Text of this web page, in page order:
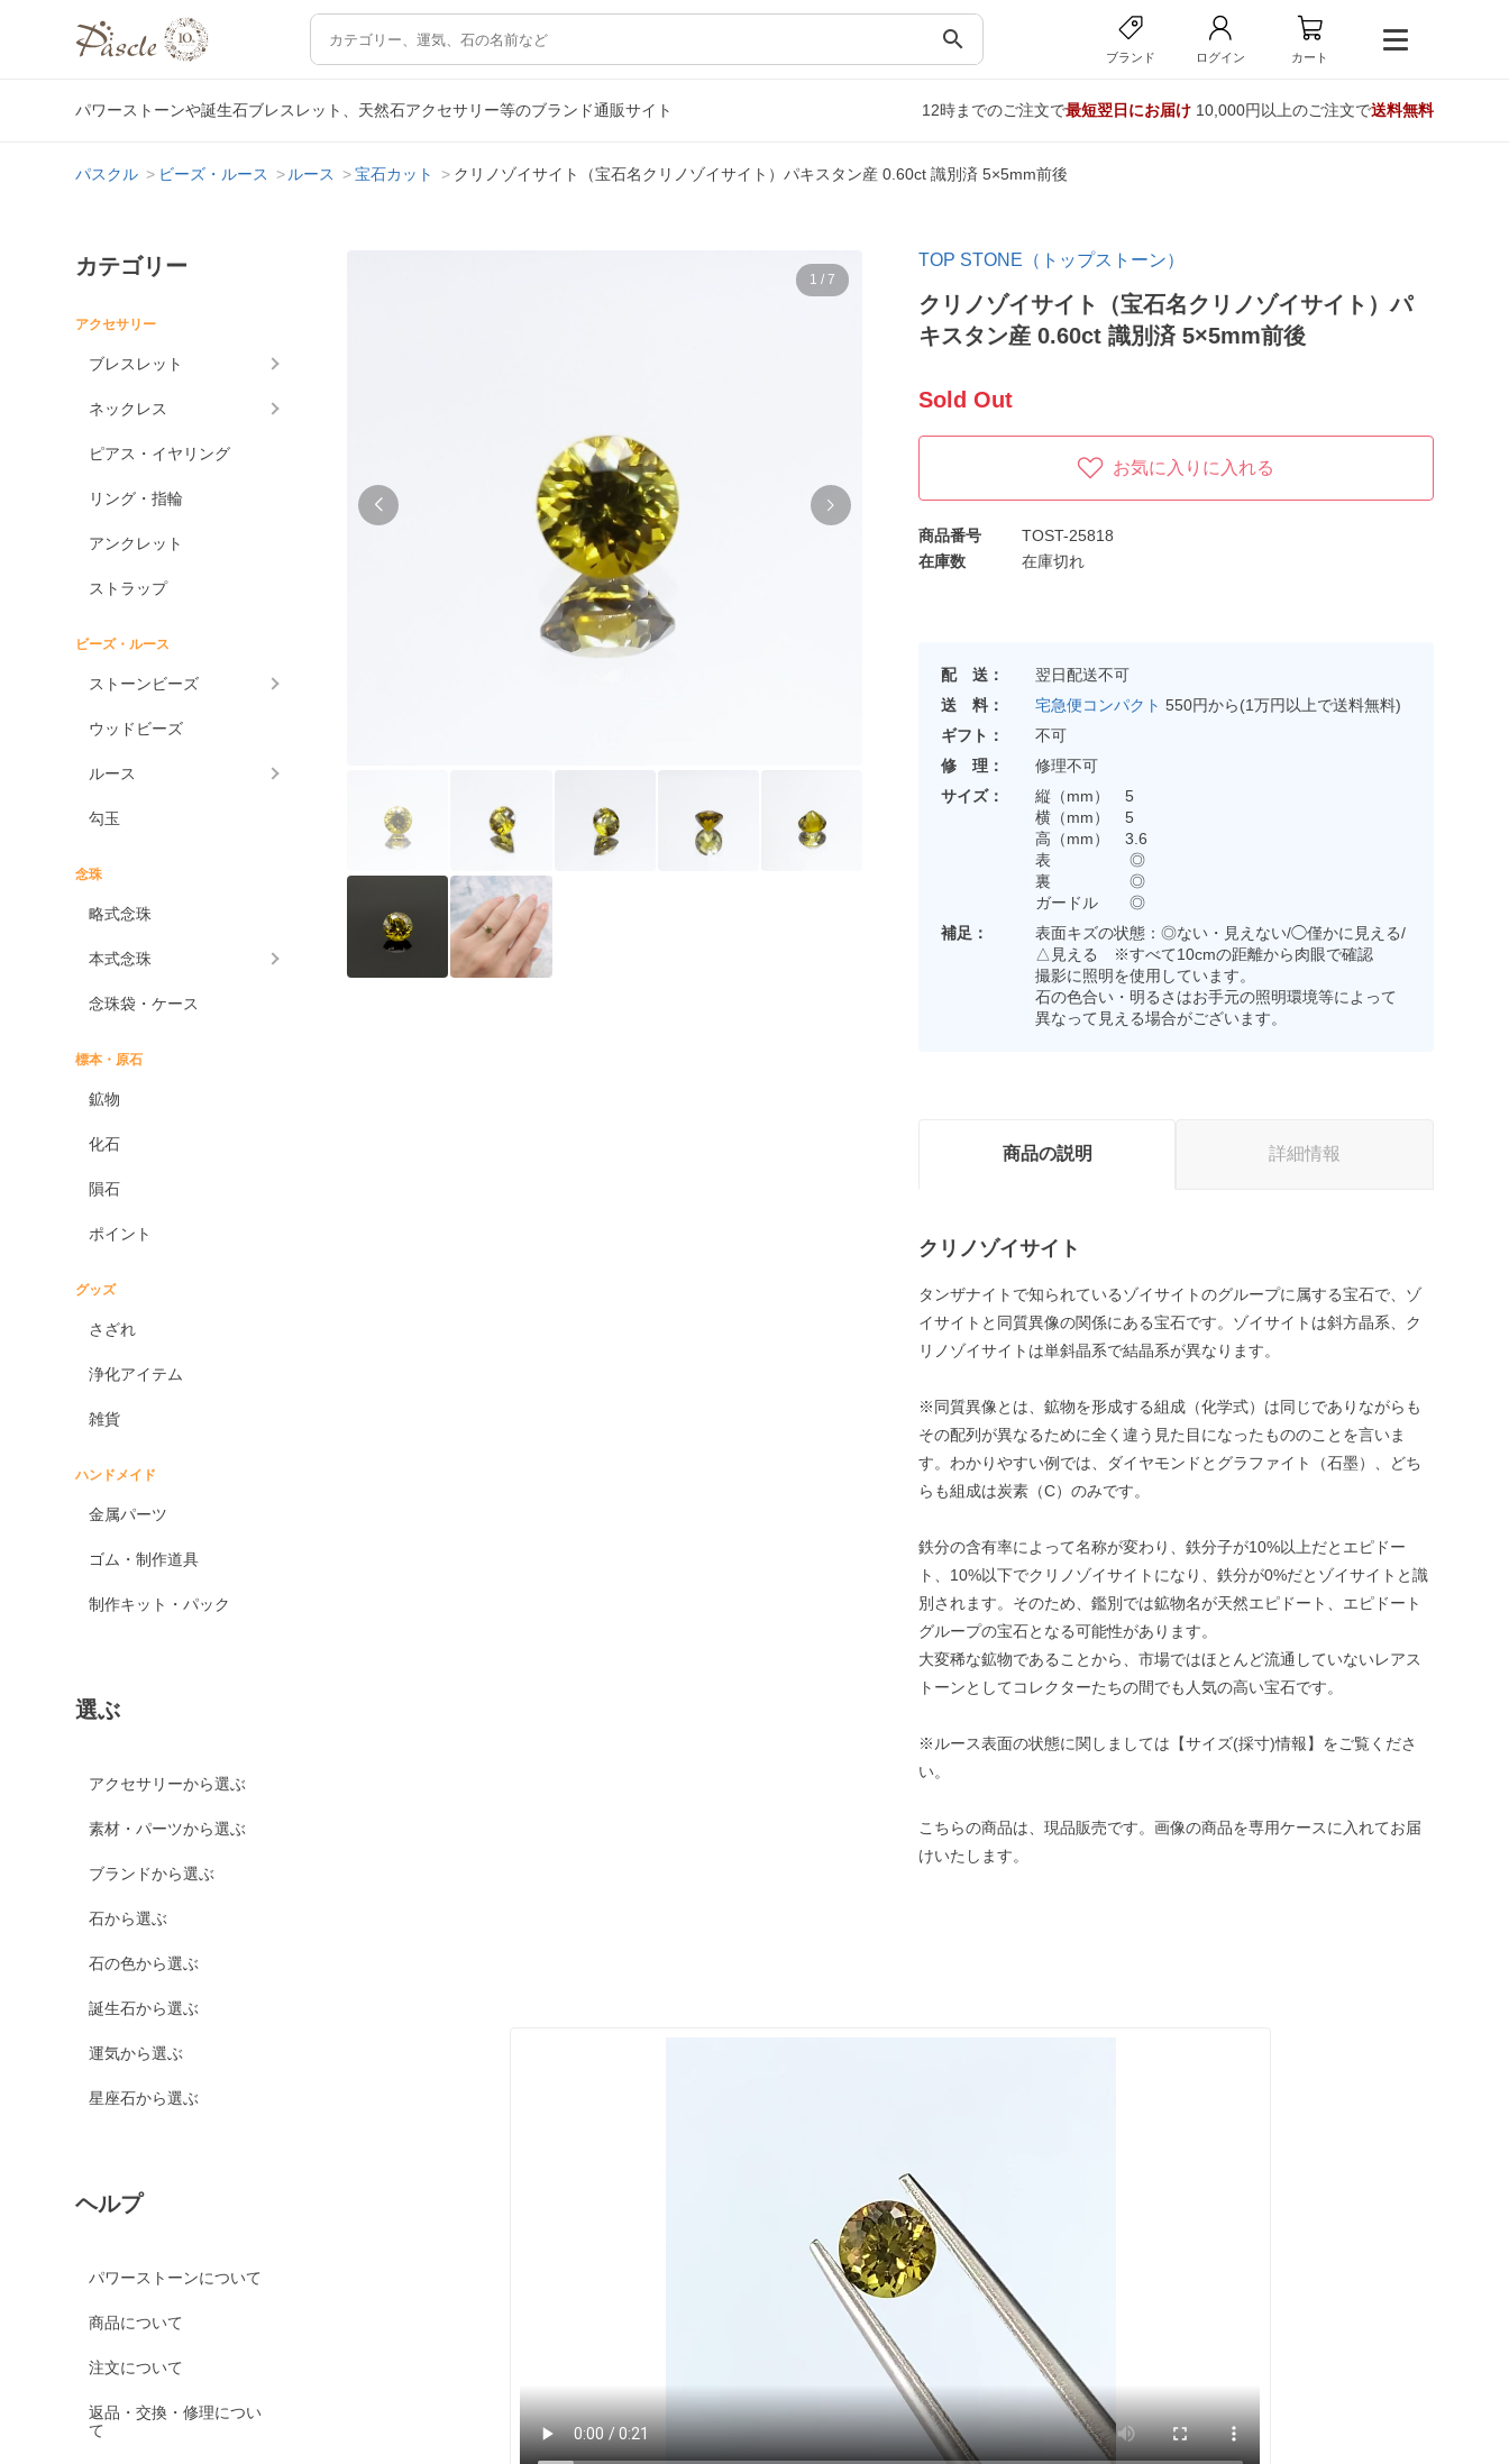
search
ブランド ログイン カート
パワーストーンや誕生石ブレスレット、天然石アクセサリー等のブランド通販サイト 12時までのご注文で最短翌日にお届け10,000円以上のご注文で送料無料
パスクル ビーズ・ルース ルース 宝石カット クリノゾイサイト（宝石名クリノゾイサイト）パキスタン産 0.60ct 識別済 5×5mm前後
カテゴリー
アクセサリー
ブレスレット
ネックレス
ピアス・イヤリング
リング・指輪
アンクレット
ストラップ
ビーズ・ルース
ストーンビーズ
ウッドビーズ
ルース
勾玉
念珠
略式念珠
本式念珠
念珠袋・ケース
標本・原石
鉱物
化石
隕石
ポイント
グッズ
さざれ
浄化アイテム
雑貨
ハンドメイド
金属パーツ
ゴム・制作道具
制作キット・パック
選ぶ
アクセサリーから選ぶ
素材・パーツから選ぶ
ブランドから選ぶ
石から選ぶ
石の色から選ぶ
誕生石から選ぶ
運気から選ぶ
星座石から選ぶ
ヘルプ
パワーストーンについて
商品について
注文について
返品・交換・修理につい
て
1 / 7
TOP STONE（トップストーン）
クリノゾイサイト（宝石名クリノゾイサイト）パ
キスタン産 0.60ct 識別済 5×5mm前後
Sold Out
お気に入りに入れる
商品番号
TOST-25818
在庫数
在庫切れ
配 送：
翌日配送不可
送 料：
宅急便コンパクト 550円から(1万円以上で送料無料)
ギフト：
不可
修 理：
修理不可
サイズ：
縦（mm） 5
横（mm） 5
高（mm） 3.6
表 ◎
裏 ◎
ガードル ◎
補足：
表面キズの状態：◎ない・見えない/◯僅かに見える/
△見える ※すべて10cmの距離から肉眼で確認
撮影に照明を使用しています。
石の色合い・明るさはお手元の照明環境等によって
異なって見える場合がございます。
商品の説明 詳細情報
クリノゾイサイト
タンザナイトで知られているゾイサイトのグループに属する宝石で、ゾ
イサイトと同質異像の関係にある宝石です。ゾイサイトは斜方晶系、ク
リノゾイサイトは単斜晶系で結晶系が異なります。
※同質異像とは、鉱物を形成する組成（化学式）は同じでありながらも
その配列が異なるために全く違う見た目になったもののことを言いま
す。わかりやすい例では、ダイヤモンドとグラファイト（石墨）、どち
らも組成は炭素（C）のみです。
鉄分の含有率によって名称が変わり、鉄分子が10%以上だとエピドー
ト、10%以下でクリノゾイサイトになり、鉄分が0%だとゾイサイトと識
別されます。そのため、鑑別では鉱物名が天然エピドート、エピドート
グループの宝石となる可能性があります。
大変稀な鉱物であることから、市場ではほとんど流通していないレアス
トーンとしてコレクターたちの間でも人気の高い宝石です。
※ルース表面の状態に関しましては【サイズ(採寸)情報】をご覧くださ
い。
こちらの商品は、現品販売です。画像の商品を専用ケースに入れてお届
けいたします。